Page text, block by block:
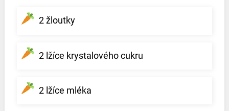
2 žloutky
2 lžíce krystalového cukru
2 lžíce mléka